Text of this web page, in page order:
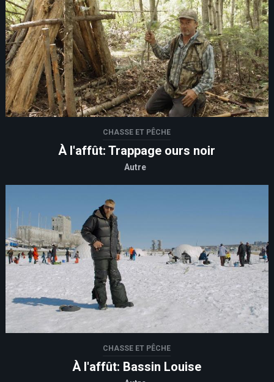
CHASSE ET PÊCHE
À l'affût: Trappage ours noir
Autre
CHASSE ET PÊCHE
À l'affût: Bassin Louise